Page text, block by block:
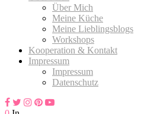
Über Mich
Meine Küche
Meine Lieblingsblogs
Workshops
Kooperation & Kontakt
Impressum
Impressum
Datenschutz